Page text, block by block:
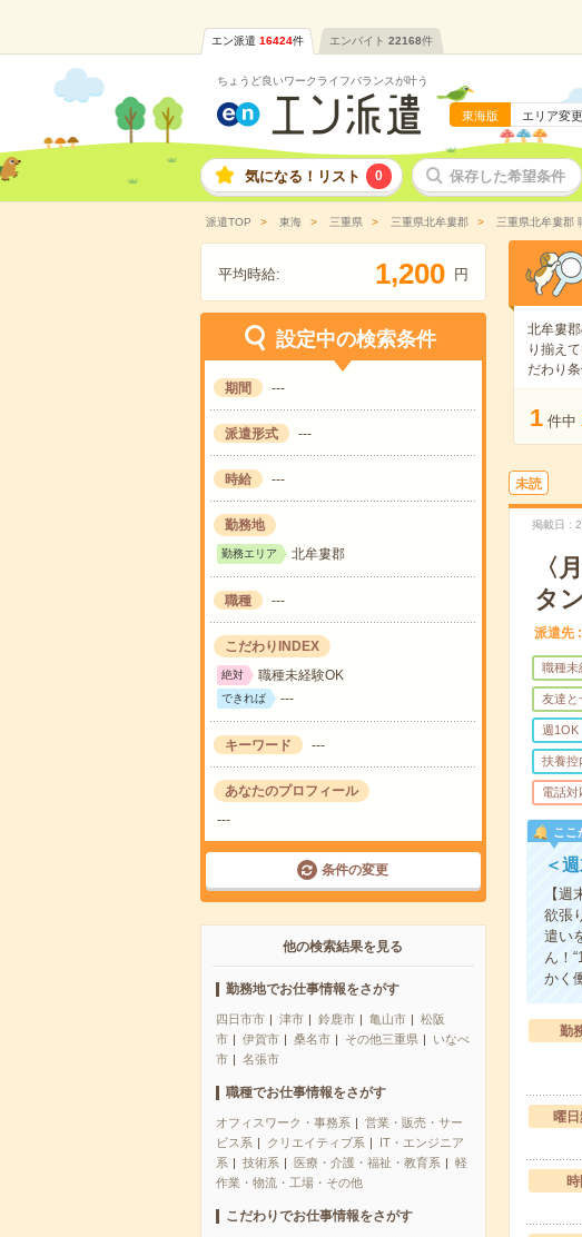
エン派遣 16424件 エンバイト 22168件
ちょうど良いワークライフバランスが叶う
東海版 エリア変更
気になる！リスト 0 保存した希望条件
派遣TOP 東海 三重県 三重県北牟婁郡 三重県北牟婁郡
平均時給: 1,200 円
設定中の検索条件
期間 ---
派遣形式 ---
時給 ---
勤務地
勤務エリア 北牟婁郡
職種 ---
こだわりINDEX
絶対 職種未経験OK
できれば ---
キーワード ---
あなたのプロフィール
---
条件の変更
他の検索結果を見る
勤務地でお仕事情報をさがす
四日市市 津市 鈴鹿市 亀山市
松阪
市
伊賀市 桑名市 その他三重県
いなべ
市
名張市
職種でお仕事情報をさがす
オフィスワーク・事務系
営業・販売・サー
ビス系
クリエイティブ系
IT・エンジニア
系
技術系 医療・介護・福祉・教育系
軽
作業・物流・工場・その他
こだわりでお仕事情報をさがす
北牟婁
り揃え
だわり条
1 件中
未読
掲載日
〈
タ
派遣先
職種未
友達と
週1OK
扶養控
電話対
ここ
＜
【
欲張
遣い
ん！
かく
勤
曜
時